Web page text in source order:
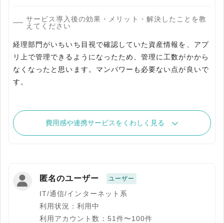
サービス導入後の効果・メリット・解決したことを教
えてください
経理部門がいちいち目視で確認していた資産情報を、アプ
リ上で管理できるようになったため、管理に工数がかから
なくなったと思います。マンパワーも必要ない点が良いで
す。
費用感や連携サービスをくわしく見る
匿名のユーザー ユーザー
IT/通信/インターネット系
利用状況：利用中
利用アカウント数：51件〜100件